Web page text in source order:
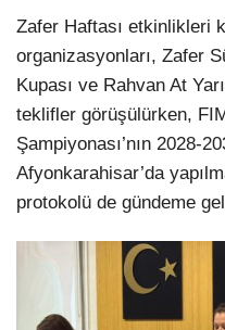
Zafer Haftası etkinlikleri
organizasyonları, Zafer
Kupası ve Rahvan At
teklifler görüşülürken,
Şampiyonası’nın 2028-
Afyonkarahisar’da
protokolü de gündeme